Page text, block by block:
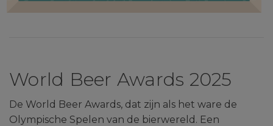
World Beer Awards 2025
De World Beer Awards, dat zijn als het ware de
Olympische Spelen van de bierwereld. Een